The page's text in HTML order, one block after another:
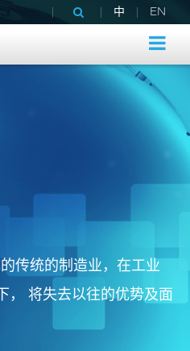
中 EN
传统的制造业，在工业
， 将失去以往的优势及面